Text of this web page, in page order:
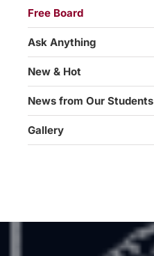
Free Board
Ask Anything
New & Hot
News from Our Students
Gallery